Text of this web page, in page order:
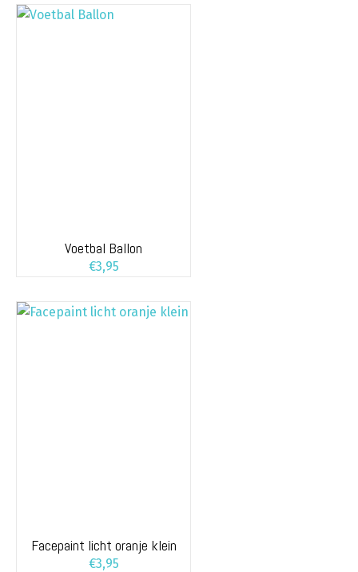
Voetbal Ballon
€3,95
Facepaint licht oranje klein
€3,95